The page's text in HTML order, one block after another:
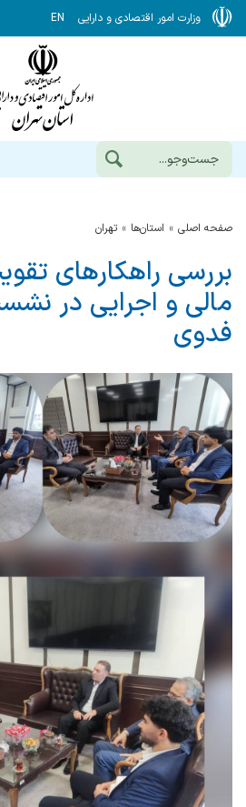
وزارت امور اقتصادی و دارایی EN
صفحه اصلی استان‌ها تهران
بررسی راهکارهای
مالی و اجرایی در
فدوی